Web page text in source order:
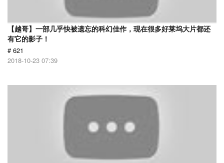
【越哥】一部几乎快被遗忘的科幻佳作，现在很多好莱坞大片都还
有它的影子！
# 621
2018-10-23 07:39